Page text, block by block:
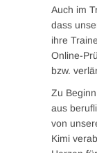
Auch im
dass
ihre
Online-
bzw.
Zu
aus
von
Kimi